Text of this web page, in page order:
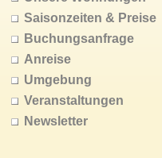
Saisonzeiten & Preise
Buchungsanfrage
Anreise
Umgebung
Veranstaltungen
Newsletter